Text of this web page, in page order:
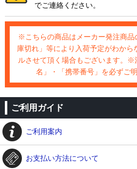
でご連絡ください。
※こちらの商品はメーカー発注商品
庫切れ」等により入荷予定がわから
ルさせて頂く場合もございます。※
名」・「携帯番号」を必ずご
ご利用ガイド
ご利用案内
お支払い方法について